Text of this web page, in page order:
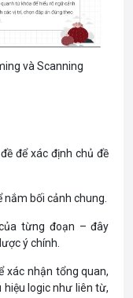
và Scanning
để xác định chủ đề
bối cảnh chung.
từng đoạn – đây
ý chính.
xác nhận tổng quan,
logic như liên từ,